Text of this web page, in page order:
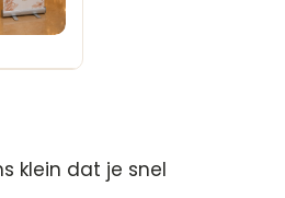
klein dat je snel